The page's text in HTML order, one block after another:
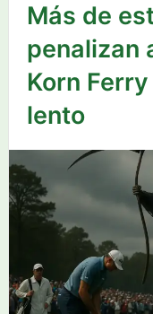
Más de
penalizan
Korn
lento